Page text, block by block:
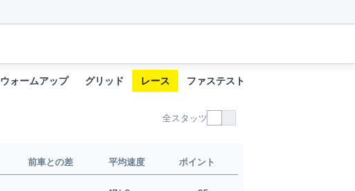
ウォームアップ グリッド レース ファステストラップ
全スタッツ
前車との差 平均速度 ポイント